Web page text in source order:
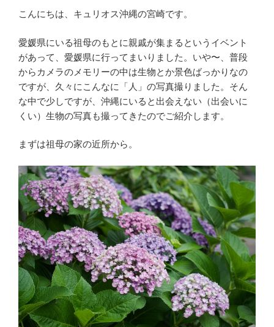
e
o
o
k
t
e
r
e
こんにちは、キュリオス沖縄の宮崎です。
愛媛県にいる祖母のもとに親戚が集まるというイベント
があって、愛媛県に行ってまいりました。いや〜、普段
からカメラのメモリーの中は生物とか景色ばっかりなの
ですが、久々にこんなに「人」の写真撮りました。そん
な中で少しですが、沖縄にいると出会えない（出会いに
くい）生物の写真も撮ってきたのでご紹介します。
まずは祖母の家の近所から。